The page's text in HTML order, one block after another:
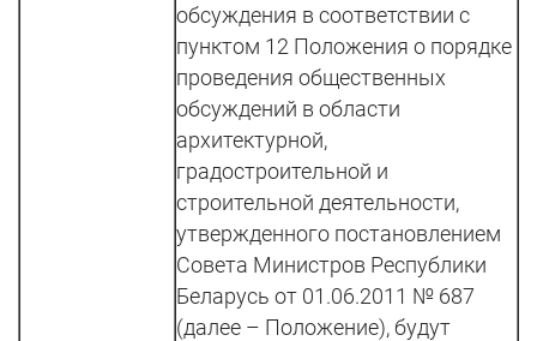
обсуждения в соответствии с
пунктом 12 Положения о порядке
проведения общественных
обсуждений в области
архитектурной,
градостроительной и
строительной деятельности,
утвержденного постановлением
Совета Министров Республики
Беларусь от 01.06.2011 № 687
(далее – Положение), будут